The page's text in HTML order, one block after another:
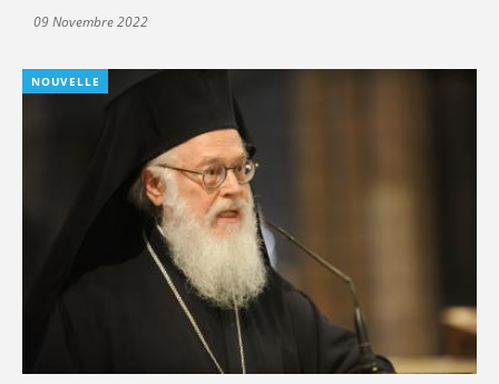
09 Novembre 2022
NOUVELLE